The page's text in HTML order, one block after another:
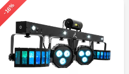
-16%